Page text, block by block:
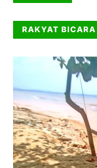
RAKYAT BICARA